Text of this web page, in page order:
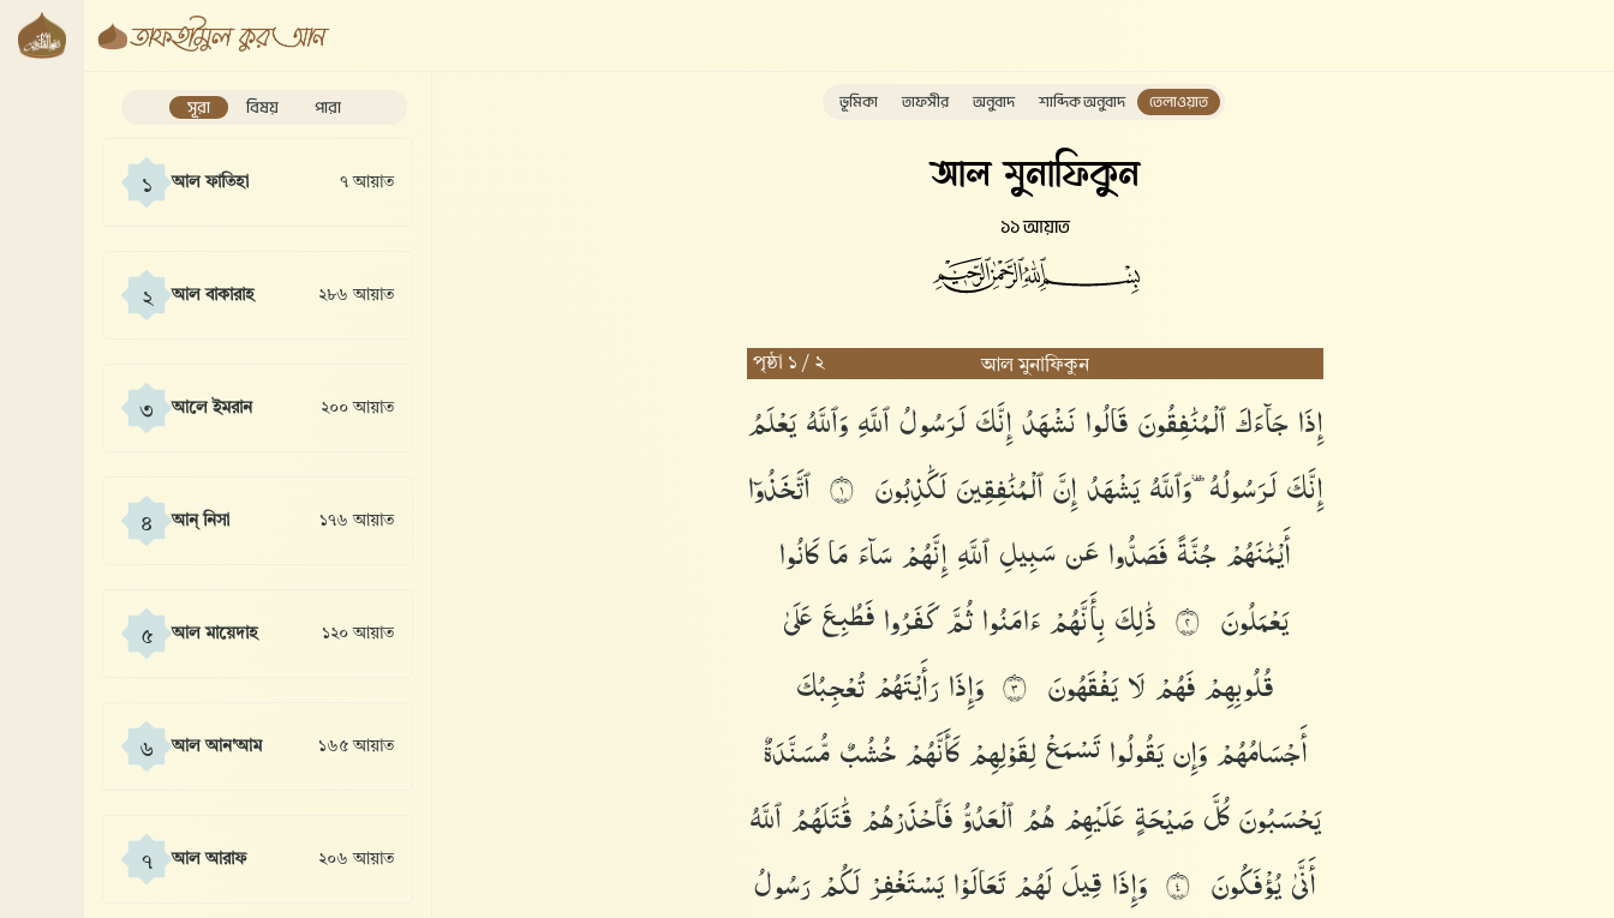
সূরা বিষয় পারা
১ আল ফাতিহা ৭ আয়াত
২ আল বাকারাহ ২৮৬ আয়াত
৩ আলে ইমরান ২০০ আয়াত
৪ আন্ নিসা ১৭৬ আয়াত
৫ আল মায়েদাহ ১২০ আয়াত
৬ আল আন'আম ১৬৫ আয়াত
৭ আল আরাফ ২০৬ আয়াত
ভূমিকা তাফসীর অনুবাদ শাব্দিক অনুবাদ তেলাওয়াত
আল মুনাফিকুন
১১ আয়াত
আল মুনাফিকুন
পৃষ্ঠা ১ / ২
إِذَاجَآءَكَٱلْمُنَٰفِقُونَقَالُوا۟نَشْهَدُإِنَّكَلَرَسُولُٱللَّهِوَٱللَّهُيَعْلَمُ
إِنَّكَلَرَسُولُهُۥوَٱللَّهُيَشْهَدُإِنَّٱلْمُنَٰفِقِينَلَكَٰذِبُونَ ١ ٱتَّخَذُوٓا۟
أَيْمَٰنَهُمْجُنَّةًفَصَدُّوا۟عَنسَبِيلِٱللَّهِإِنَّهُمْسَآءَمَاكَانُوا۟
يَعْمَلُونَ ٢ ذَٰلِكَبِأَنَّهُمْءَامَنُوا۟ثُمَّكَفَرُوا۟فَطُبِعَعَلَىٰ
قُلُوبِهِمْفَهُمْلَايَفْقَهُونَ ٣ وَإِذَارَأَيْتَهُمْتُعْجِبُكَ
أَجْسَامُهُمْوَإِنيَقُولُوا۟تَسْمَعْلِقَوْلِهِمْكَأَنَّهُمْخُشُبٌمُّسَنَّدَةٌ
يَحْسَبُونَكُلَّصَيْحَةٍعَلَيْهِمْهُمُٱلْعَدُوُّفَٱحْذَرْهُمْقَٰتَلَهُمُٱللَّهُ
أَنَّىٰيُؤْفَكُونَ ٤ وَإِذَاقِيلَلَهُمْتَعَالَوْا۟يَسْتَغْفِرْلَكُمْرَسُولُ